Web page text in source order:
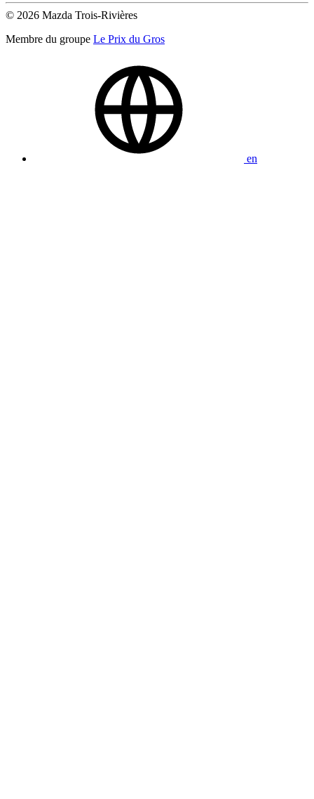
© 2026 Mazda Trois-Rivières
Membre du groupe Le Prix du Gros
en